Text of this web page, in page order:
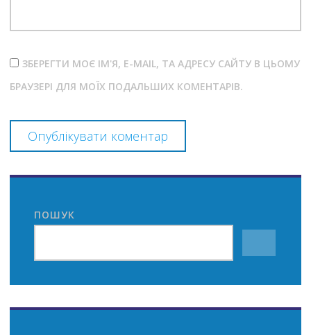
ЗБЕРЕГТИ МОЄ ІМ'Я, E-MAIL, ТА АДРЕСУ САЙТУ В ЦЬОМУ
БРАУЗЕРІ ДЛЯ МОЇХ ПОДАЛЬШИХ КОМЕНТАРІВ.
ПОШУК